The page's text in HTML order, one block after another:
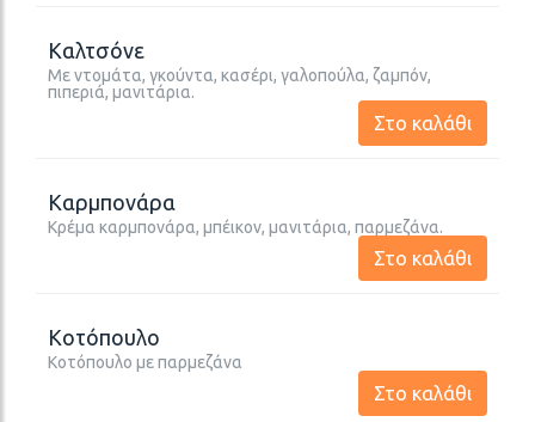
Καλτσόνε
Με ντομάτα, γκούντα, κασέρι, γαλοπούλα, ζαμπόν,
πιπεριά, μανιτάρια.
Στο καλάθι
Καρμπονάρα
Κρέμα καρμπονάρα, μπέικον, μανιτάρια, παρμεζάνα.
Στο καλάθι
Κοτόπουλο
Κοτόπουλο με παρμεζάνα
Στο καλάθι